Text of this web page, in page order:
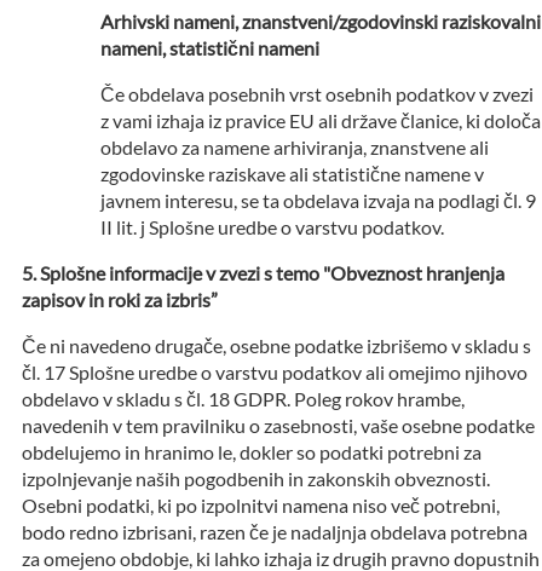
Arhivski nameni, znanstveni/zgodovinski raziskovalni
nameni, statistični nameni
Če obdelava posebnih vrst osebnih podatkov v zvezi
z vami izhaja iz pravice EU ali države članice, ki določa
obdelavo za namene arhiviranja, znanstvene ali
zgodovinske raziskave ali statistične namene v
javnem interesu, se ta obdelava izvaja na podlagi čl. 9
II lit. j Splošne uredbe o varstvu podatkov.
Splošne informacije v zvezi s temo "Obveznost hranjenja
zapisov in roki za izbris”
Če ni navedeno drugače, osebne podatke izbrišemo v skladu s
čl. 17 Splošne uredbe o varstvu podatkov ali omejimo njihovo
obdelavo v skladu s čl. 18 GDPR. Poleg rokov hrambe,
navedenih v tem pravilniku o zasebnosti, vaše osebne podatke
obdelujemo in hranimo le, dokler so podatki potrebni za
izpolnjevanje naših pogodbenih in zakonskih obveznosti.
Osebni podatki, ki po izpolnitvi namena niso več potrebni,
bodo redno izbrisani, razen če je nadaljnja obdelava potrebna
za omejeno obdobje, ki lahko izhaja iz drugih pravno dopustnih